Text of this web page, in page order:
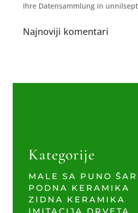
Ihre Datensammlung in
Najnoviji komentari
Kategorije
MALE SA PUNO
PODNA KERAMIKA
ZIDNA KERAMIKA